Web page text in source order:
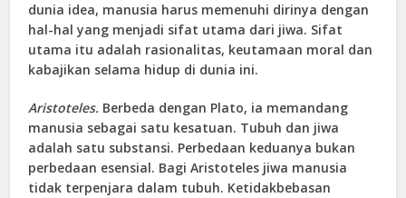
dunia idea, manusia harus memenuhi dirinya dengan
hal-hal yang menjadi sifat utama dari jiwa. Sifat
utama itu adalah rasionalitas, keutamaan moral dan
kabajikan selama hidup di dunia ini.
Aristoteles. Berbeda dengan Plato, ia memandang
manusia sebagai satu kesatuan. Tubuh dan jiwa
adalah satu substansi. Perbedaan keduanya bukan
perbedaan esensial. Bagi Aristoteles jiwa manusia
tidak terpenjara dalam tubuh. Ketidakbebasan